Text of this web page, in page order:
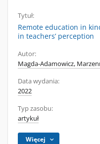
Tytuł:
Remote education in
in teachers’ perception
Autor:
Magda-Adamowicz,
Data wydania:
2022
Typ zasobu:
artykuł
Więcej